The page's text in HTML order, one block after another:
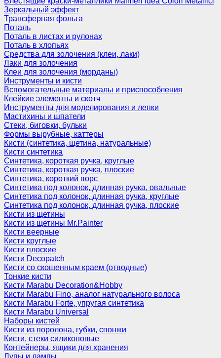
Зеркальный эффект
Трансферная фольга
Поталь
Поталь в листах и рулонах
Поталь в хлопьях
Средства для золочения (клеи, лаки)
Лаки для золочения
Клеи для золочения (морданы)
Инструменты и кисти
Вспомогательные материалы и приспособления
Клейкие элементы и скотч
Инструменты для моделирования и лепки
Мастихины и шпатели
Стеки, биговки, бульки
Формы вырубные, каттеры
Кисти (синтетика, щетина, натуральные)
Кисти синтетика
Синтетика, короткая ручка, круглые
Синтетика, короткая ручка, плоские
Синтетика, короткий ворс
Синтетика под колонок, длинная ручка, овальные
Синтетика под колонок, длинная ручка, круглые
Синтетика под колонок, длинная ручка, плоские
Кисти из щетины
Кисти из щетины Mr.Painter
Кисти веерные
Кисти круглые
Кисти плоские
Кисти Decopatch
Кисти со скошенным краем (отводные)
Тонкие кисти
Кисти Marabu Decoration&Hobby
Кисти Marabu Fino, аналог натурального волоса
Кисти Marabu Forte, упругая синтетика
Кисти Marabu Universal
Наборы кистей
Кисти из поролона, губки, спонжи
Кисти, стеки силиконовые
Контейнеры, ящики для хранения
Лупы и лампы